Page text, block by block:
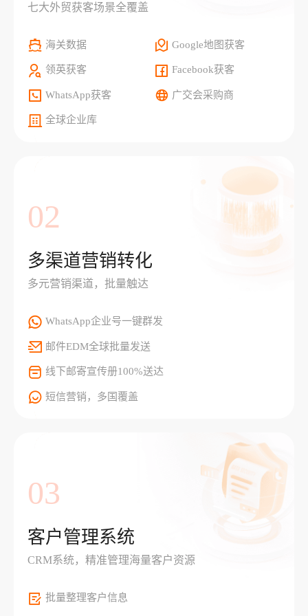
七大外贸获客场景全覆盖
海关数据 Google地图获客
领英获客 Facebook获客
WhatsApp获客 广交会采购商
全球企业库
02
多渠道营销转化
多元营销渠道，批量触达
WhatsApp企业号一键群发
邮件EDM全球批量发送
线下邮寄宣传册100%送达
短信营销，多国覆盖
03
客户管理系统
CRM系统，精准管理海量客户资源
批量整理客户信息